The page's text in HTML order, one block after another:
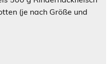
(je nach Größe und